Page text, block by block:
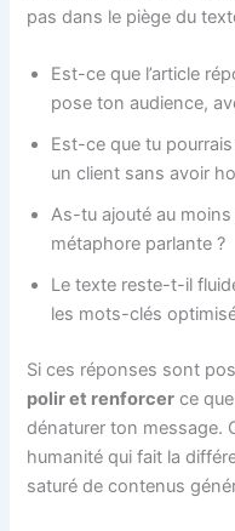
pas dans le piège du
Est-ce que l’article
pose ton audience,
Est-ce que tu
un client sans avoir
As-tu ajouté au
métaphore parlante ?
Le texte reste-t-il
les mots-clés
Si ces réponses sont
polir et renforcer ce
dénaturer ton message.
humanité qui fait la
saturé de contenus